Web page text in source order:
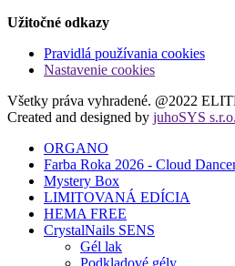
Užitočné odkazy
Pravidlá používania cookies
Nastavenie cookies
Všetky práva vyhradené. @2022
Created and designed by juhoSYS s.r.o.
ORGANO
Farba Roka 2026 - Cloud
Mystery Box
LIMITOVANÁ EDÍCIA
HEMA FREE
CrystalNails SENS
Gél lak
Podkladové gély